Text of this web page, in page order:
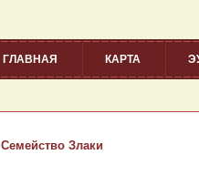
ГЛАВНАЯ КАРТА
Семейство Злаки